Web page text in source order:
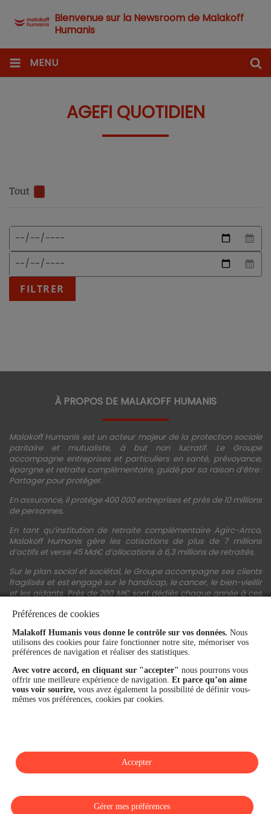
Bienvenue sur la Newsroom de Malakoff
Humanis
MENU
AGEFI QUOTIDIEN
Tout 0
Date
début
Date
Format
date
attendu
:
JJ/MM/AAAA
FILTRER
À PROPOS DE MALAKOFF HUMANIS
Malakoff Humanis est un acteur majeur de la protection sociale
paritaire et mutualiste, à but non lucratif. Le Groupe
accompagne entreprises et particuliers en santé, prévoyance,
épargne et retraite complémentaire, guidé par sa raison d’être :
Partager pour protéger.
En assurance, il protège 400 000 entreprises et près de 10 millions
de personnes.
En tant qu’institution de retraite complémentaire Agirc-Arrco,
Malakoff Humanis gère les cotisations de plus de 7 millions
d’actifs et verse 45 Md€ d’allocations à 6,3 millions de retraités.
Sur le plan social et sociétal, le Groupe accompagne ses clients
fragilisés et est engagé sur le handicap, le cancer, le bien-vieillir
et les aidants. Près de 200 M€ sont dédiés chaque année à ces
financière et la performance du Groupe sont confirmées par une
notation A+ attribuée depuis 4 ans par S&P Global Ratings et
Fitch Ratings. Sur les plans extra-financiers, Malakoff Humanis
figure parmi les 2% des entreprises les mieux notées au monde
en matière de critères RSE (Ecovadis, niveau Gold - 81/100 en
2026). Enfin, Malakoff Humanis est certifié Top Employer France
par le Top Employers Institute depuis 3 ans.
Préférences de cookies
Malakoff Humanis vous donne le contrôle sur vos données. Nous
utilisons des cookies pour faire fonctionner notre site, mémoriser vos
préférences de navigation et réaliser des statistiques.
Avec votre accord, en cliquant sur "accepter" nous pourrons vous
offrir une meilleure expérience de navigation. Et parce qu’on aime
vous voir sourire, vous avez également la possibilité de définir vous-
mêmes vos préférences, cookies par cookies.
Gérer mes préférences
Accepter